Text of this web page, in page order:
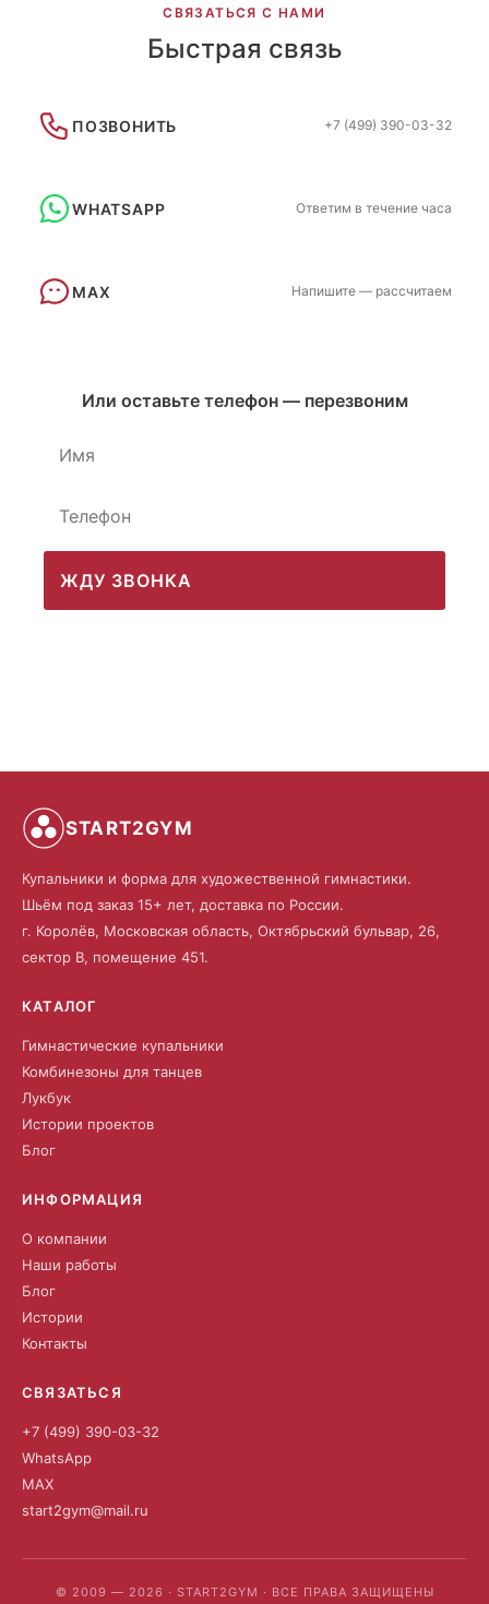
СВЯЗАТЬСЯ С НАМИ
Быстрая связь
ПОЗВОНИТЬ +7 (499) 390-03-32
WHATSAPP Ответим в течение часа
MAX Напишите — рассчитаем
Или оставьте телефон — перезвоним
ЖДУ ЗВОНКА
START2GYM
Купальники и форма для художественной гимнастики.
Шьём под заказ 15+ лет, доставка по России.
г. Королёв, Московская область, Октябрьский бульвар, 26,
сектор В, помещение 451.
КАТАЛОГ
Гимнастические купальники
Комбинезоны для танцев
Лукбук
Истории проектов
Блог
ИНФОРМАЦИЯ
О компании
Наши работы
Блог
Истории
Контакты
СВЯЗАТЬСЯ
+7 (499) 390-03-32
WhatsApp
MAX
start2gym@mail.ru
© 2009 — 2026 · START2GYM · ВСЕ ПРАВА ЗАЩИЩЕНЫ